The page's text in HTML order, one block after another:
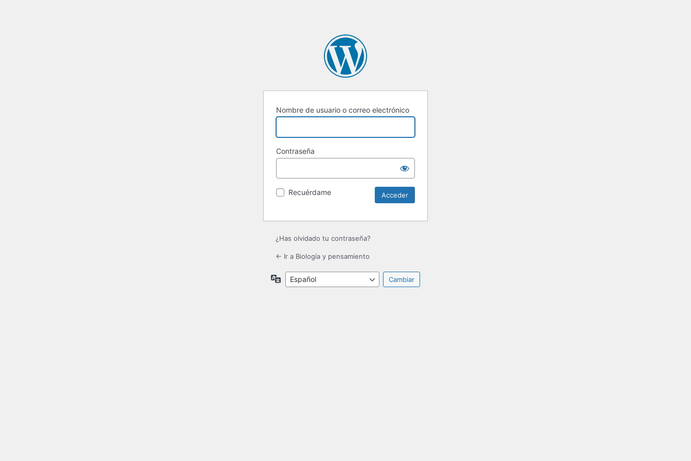
Nombre de usuario o correo electrónico
Contraseña
Recuérdame
¿Has olvidado tu contraseña?
← Ir a Biología y pensamiento
Idioma